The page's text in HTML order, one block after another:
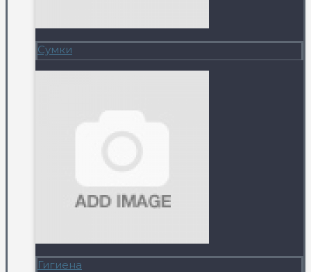
Сумки
Гигиена